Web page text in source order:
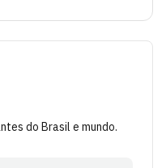
do Brasil e mundo.